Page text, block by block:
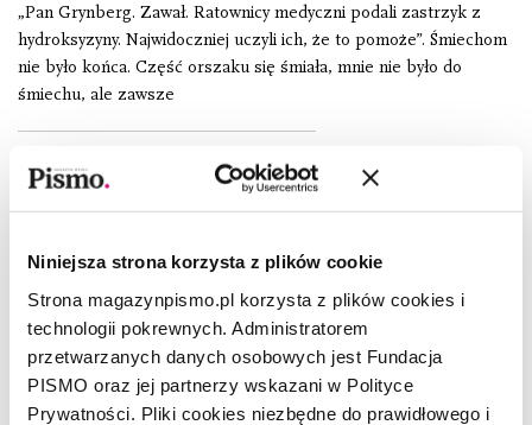
Niniejsza strona korzysta z plików cookie
Strona magazynpismo.pl korzysta z plików cookies i
technologii pokrewnych. Administratorem
przetwarzanych danych osobowych jest Fundacja
PISMO oraz jej partnerzy wskazani w Polityce
Prywatności. Pliki cookies niezbędne do prawidłowego i
„Pan Grynberg. Zawał. Ratownicy medyczni podali zastrzyk z
hydroksyzyny. Najwidoczniej uczyli ich, że to pomoże”. Śmiechom
nie było końca. Część orszaku się śmiała, mnie nie było do
śmiechu, ale zawsze
Nie rokował
MIKOŁAJ GRYNBERG
OPOWIADANIE
Niedzielni
MIKOŁAJ GRYNBERG